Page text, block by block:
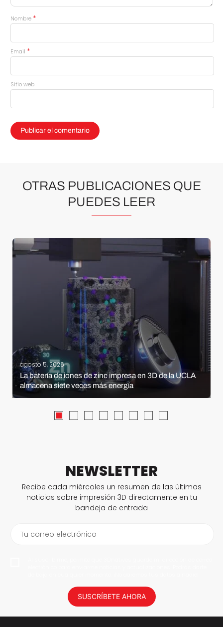
Nombre *
Email *
Sitio web
OTRAS PUBLICACIONES QUE
PUEDES LEER
agosto 5, 2026
La batería de iones de zinc impresa en 3D de la UCLA
almacena siete veces más energía
NEWSLETTER
Recibe cada miércoles un resumen de las últimas
noticias sobre impresión 3D directamente en tu
bandeja de entrada
Tu correo electrónico
SUSCRÍBETE AHORA